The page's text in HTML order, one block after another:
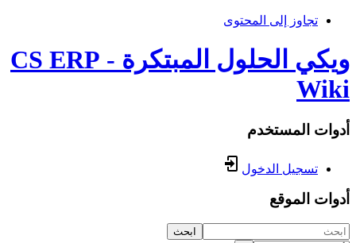
تجاوز إلى المحتوى
ويكي الحلول المبتكرة - CS ERP
Wiki
أدوات المستخدم
تسجيل الدخول
أدوات الموقع
ابحث